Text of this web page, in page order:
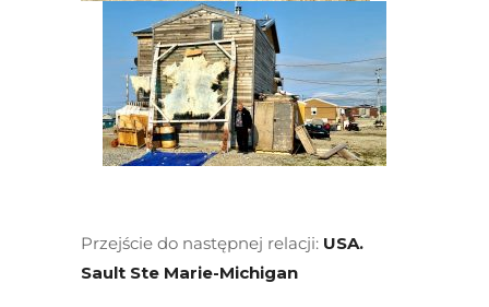
Przejście do następnej relacji: USA.
Sault Ste Marie-Michigan